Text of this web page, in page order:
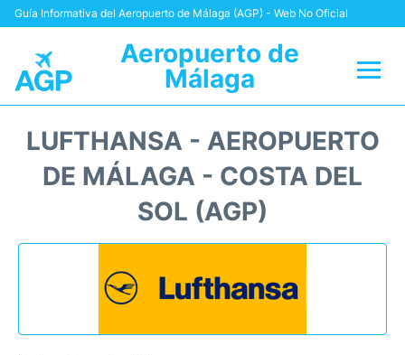
Guía Informativa del Aeropuerto de Málaga (AGP) - Web No Oficial
Aeropuerto de
Málaga
Terminal
LUFTHANSA - AEROPUERTO
DE MÁLAGA - COSTA DEL
SOL (AGP)